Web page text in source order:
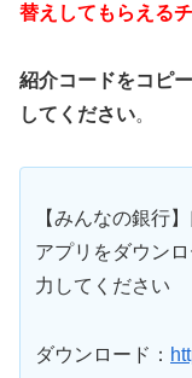
替えしてもらえる
紹介コードをコピ
してください。
【みんなの銀行
アプリをダウン
力してください
ダウンロード：